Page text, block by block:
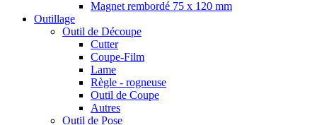
Magnet rembordé 75 x 120 mm
Outillage
Outil de Découpe
Cutter
Coupe-Film
Lame
Règle - rogneuse
Outil de Coupe
Autres
Outil de Pose